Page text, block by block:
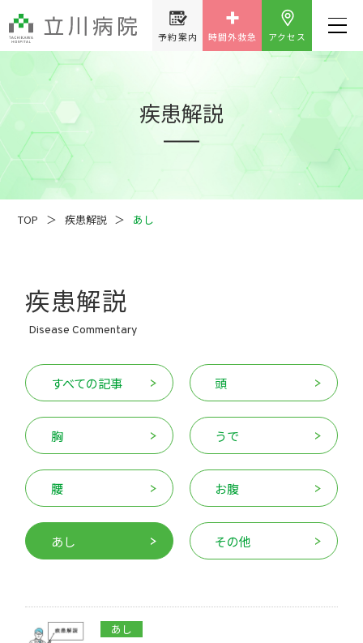
疾患解説 専門医ファイル
予約案内 時間外救急 アクセス
疾患解説
TOP 疾患解説 あし
疾患解説
Disease Commentary
すべての記事 頭
胸 うで
腰 お腹
あし その他
あし